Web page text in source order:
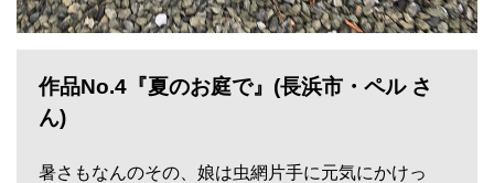
作品No.4『夏のお庭で』(長浜市・ペル さ
ん)
暑さもなんのその、娘は虫網片手に元気にかけっ